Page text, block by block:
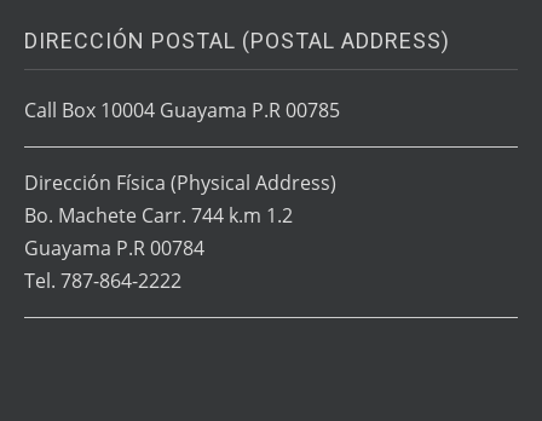
DIRECCIÓN POSTAL (POSTAL ADDRESS)
Call Box 10004 Guayama P.R 00785
Dirección Física (Physical Address)
Bo. Machete Carr. 744 k.m 1.2
Guayama P.R 00784
Tel. 787-864-2222